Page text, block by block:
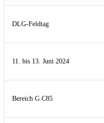
DLG-Feldtag
11. bis 13. Juni 2024
Bereich G C85